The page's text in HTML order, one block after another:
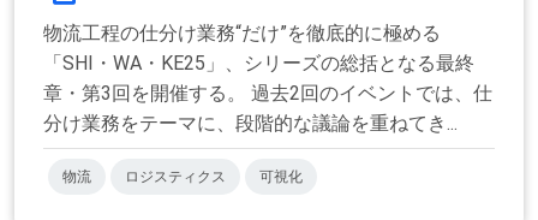
物流工程の仕分け業務“だけ”を徹底的に極める
「SHI・WA・KE25」、シリーズの総括となる最終
章・第3回を開催する。 過去2回のイベントでは、仕
分け業務をテーマに、段階的な議論を重ねてき...
物流 ロジスティクス 可視化